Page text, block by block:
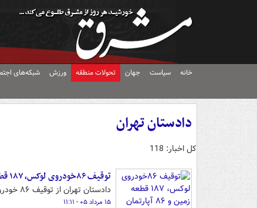
خانه سیاست جهان تحولات منطقه ورزش شبکه‌های
دادستان تهران
کل اخبار: 118
توقیف ۸۶خودروی لوکس، ۱۸۷ قطعه زمین و ۸۶ آپارتمان تراستی‌ها
دادستان تهران از توقیف ۸۶ خودروی لوکس، ۱۸۷ قطعه زمین و ۸۶ واحد آپارتمان خبر داد.
۱۵ مرداد ۰۵ - ۱۱:۱۱